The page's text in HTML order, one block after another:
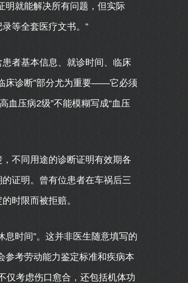
明就能解决所有问题，但实际
等全套医疗文书。”
者基本信息、就诊时间、临床
床诊断”部分尤为重要——它必须
血压病2级”不能模糊写成“血压
不同用途的诊断证明有效期各
证明。曾有位患者在车祸后三
时限而被拒赔。
时间”。这并非医生随意填写的
参考劳动能力鉴定标准和疾病本
仅考虑伤口愈合，还包括机体功